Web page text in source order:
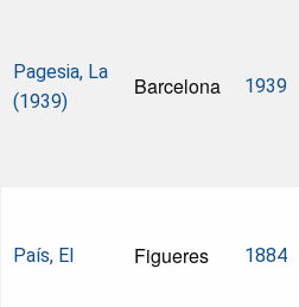
Pagesia, La
(1939)
Barcelona 1939
País, El Figueres 1884